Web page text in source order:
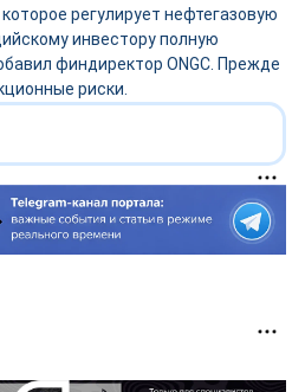
регулирует нефтегазовую
инвестору полную
финдиректор ONGC. Прежде
риски.